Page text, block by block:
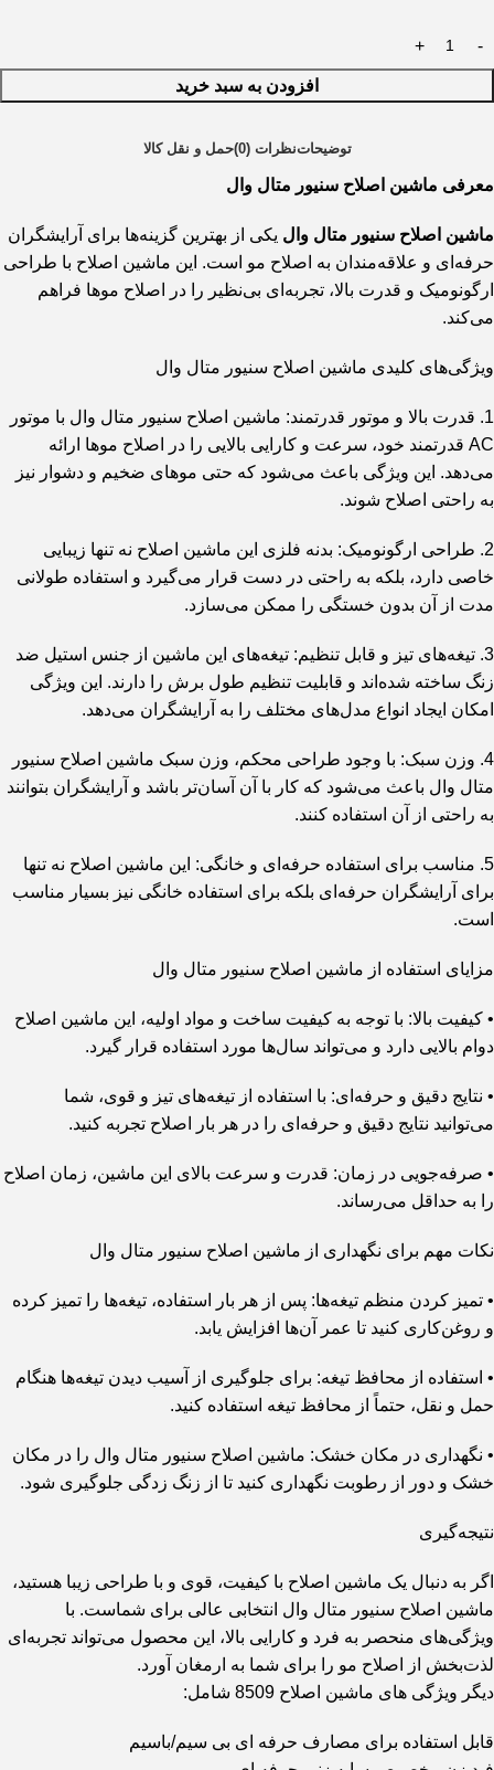
افزودن به سبد خرید
توضیحاتنظرات (0) حمل و نقل کالا
معرفی ماشین اصلاح سنیور متال وال
ماشین اصلاح سنیور متال وال یکی از بهترین گزینه‌ها برای آرایشگران
حرفه‌ای و علاقه‌مندان به اصلاح مو است. این ماشین اصلاح با طراحی
ارگونومیک و قدرت بالا، تجربه‌ای بی‌نظیر را در اصلاح موها فراهم
می‌کند.
ویژگی‌های کلیدی ماشین اصلاح سنیور متال وال
1. قدرت بالا و موتور قدرتمند: ماشین اصلاح سنیور متال وال با موتور
AC قدرتمند خود، سرعت و کارایی بالایی را در اصلاح موها ارائه
می‌دهد. این ویژگی باعث می‌شود که حتی موهای ضخیم و دشوار نیز
به راحتی اصلاح شوند.
2. طراحی ارگونومیک: بدنه فلزی این ماشین اصلاح نه تنها زیبایی
خاصی دارد، بلکه به راحتی در دست قرار می‌گیرد و استفاده طولانی
مدت از آن بدون خستگی را ممکن می‌سازد.
3. تیغه‌های تیز و قابل تنظیم: تیغه‌های این ماشین از جنس استیل ضد
زنگ ساخته شده‌اند و قابلیت تنظیم طول برش را دارند. این ویژگی
امکان ایجاد انواع مدل‌های مختلف را به آرایشگران می‌دهد.
4. وزن سبک: با وجود طراحی محکم، وزن سبک ماشین اصلاح سنیور
متال وال باعث می‌شود که کار با آن آسان‌تر باشد و آرایشگران بتوانند
به راحتی از آن استفاده کنند.
5. مناسب برای استفاده حرفه‌ای و خانگی: این ماشین اصلاح نه تنها
برای آرایشگران حرفه‌ای بلکه برای استفاده خانگی نیز بسیار مناسب
است.
مزایای استفاده از ماشین اصلاح سنیور متال وال
• کیفیت بالا: با توجه به کیفیت ساخت و مواد اولیه، این ماشین اصلاح
دوام بالایی دارد و می‌تواند سال‌ها مورد استفاده قرار گیرد.
• نتایج دقیق و حرفه‌ای: با استفاده از تیغه‌های تیز و قوی، شما
می‌توانید نتایج دقیق و حرفه‌ای را در هر بار اصلاح تجربه کنید.
• صرفه‌جویی در زمان: قدرت و سرعت بالای این ماشین، زمان اصلاح
را به حداقل می‌رساند.
نکات مهم برای نگهداری از ماشین اصلاح سنیور متال وال
• تمیز کردن منظم تیغه‌ها: پس از هر بار استفاده، تیغه‌ها را تمیز کرده
و روغن‌کاری کنید تا عمر آن‌ها افزایش یابد.
• استفاده از محافظ تیغه: برای جلوگیری از آسیب دیدن تیغه‌ها هنگام
حمل و نقل، حتماً از محافظ تیغه استفاده کنید.
• نگهداری در مکان خشک: ماشین اصلاح سنیور متال وال را در مکان
خشک و دور از رطوبت نگهداری کنید تا از زنگ زدگی جلوگیری شود.
نتیجه‌گیری
اگر به دنبال یک ماشین اصلاح با کیفیت، قوی و با طراحی زیبا هستید،
ماشین اصلاح سنیور متال وال انتخابی عالی برای شماست. با
ویژگی‌های منحصر به فرد و کارایی بالا، این محصول می‌تواند تجربه‌ای
لذت‌بخش از اصلاح مو را برای شما به ارمغان آورد.
دیگر ویژگی های ماشین اصلاح 8509 شامل:
قابل استفاده برای مصارف حرفه ای بی سیم/باسیم